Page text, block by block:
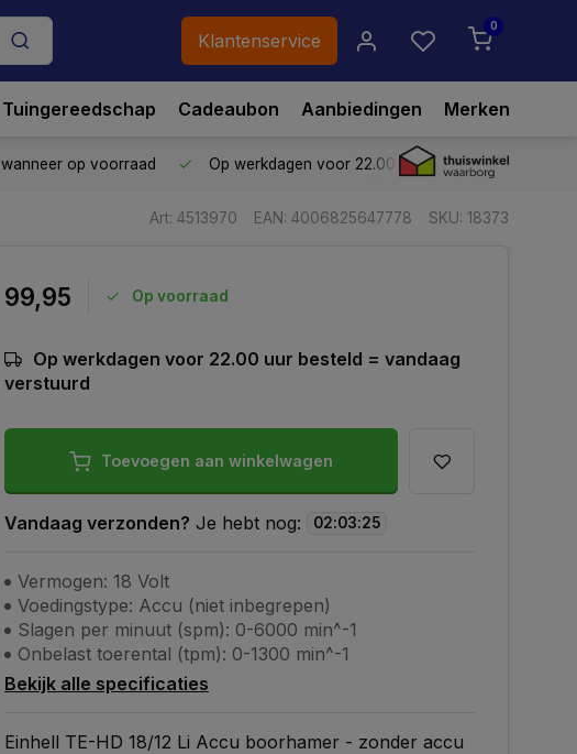
Klantenservice
0
Tuingereedschap Cadeaubon Aanbiedingen Merken
, wanneer op voorraad Op werkdagen voor 22.00 uur besteld,vandaag
Art: 4513970 EAN: 4006825647778 SKU: 18373
99,95 Op voorraad
Op werkdagen voor 22.00 uur besteld = vandaag
verstuurd
Toevoegen aan winkelwagen
Vandaag verzonden? Je hebt nog: 02:03:24
Vermogen: 18 Volt
Voedingstype: Accu (niet inbegrepen)
Slagen per minuut (spm): 0-6000 min^-1
Onbelast toerental (tpm): 0-1300 min^-1
Bekijk alle specificaties
Einhell TE-HD 18/12 Li Accu boorhamer - zonder accu